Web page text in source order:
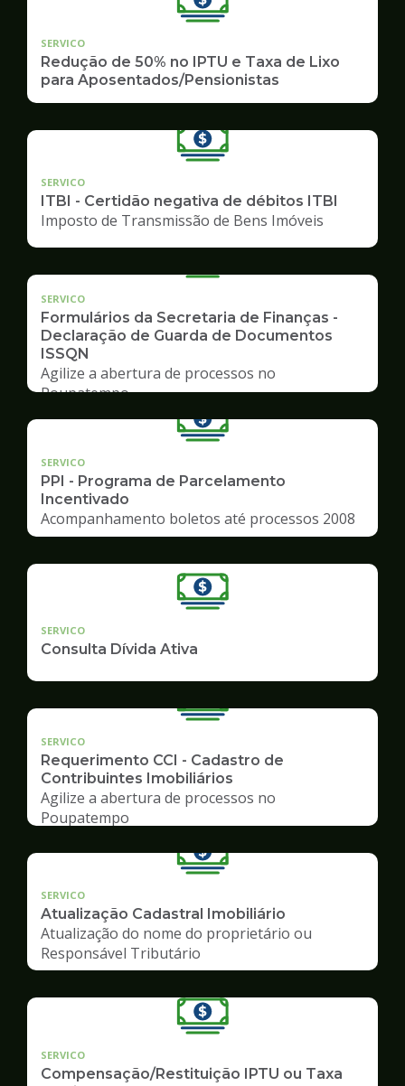
SERVICO
Redução de 50% no IPTU e Taxa de Lixo
para Aposentados/Pensionistas
SERVICO
ITBI - Certidão negativa de débitos ITBI
Imposto de Transmissão de Bens Imóveis
SERVICO
Formulários da Secretaria de Finanças -
Declaração de Guarda de Documentos
ISSQN
Agilize a abertura de processos no
Poupatempo
SERVICO
PPI - Programa de Parcelamento
Incentivado
Acompanhamento boletos até processos 2008
SERVICO
Consulta Dívida Ativa
SERVICO
Requerimento CCI - Cadastro de
Contribuintes Imobiliários
Agilize a abertura de processos no
Poupatempo
SERVICO
Atualização Cadastral Imobiliário
Atualização do nome do proprietário ou
Responsável Tributário
SERVICO
Compensação/Restituição IPTU ou Taxa